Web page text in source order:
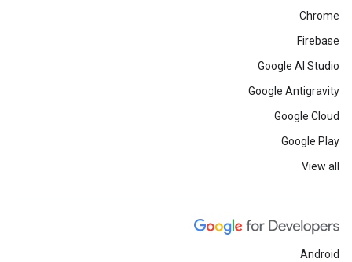
Chrome
Firebase
Google AI Studio
Google Antigravity
Google Cloud
Google Play
View all
Android